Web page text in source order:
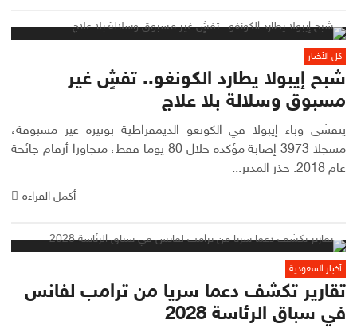
كل الأخبار
شبح إيبولا يطارد الكونغو.. تفشٍ غير
مسبوق وسلالة بلا علاج
يتفشى وباء إيبولا في الكونغو الديمقراطية بوتيرة غير مسبوقة،
مسجلا 3973 إصابة مؤكدة خلال 80 يوما فقط، متجاوزا أرقام جائحة
عام 2018. حذر المدير...
أكمل القراءة
أخبار السعودية
تقارير تكشف دعما سريا من ترامب لفانس
في سباق الرئاسة 2028